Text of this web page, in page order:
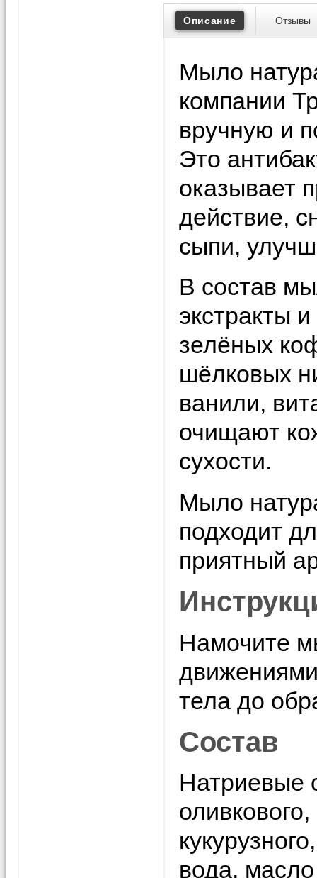
Описание Отзывы
Мыло
компании
вручную и
Это
оказывает
действие,
сыпи,
В состав
экстракты
зелёных
шёлковых
ванили,
очищают
сухости.
Мыло
подходит
приятный
Намочите
тела до
Состав
Натриевые
вода,